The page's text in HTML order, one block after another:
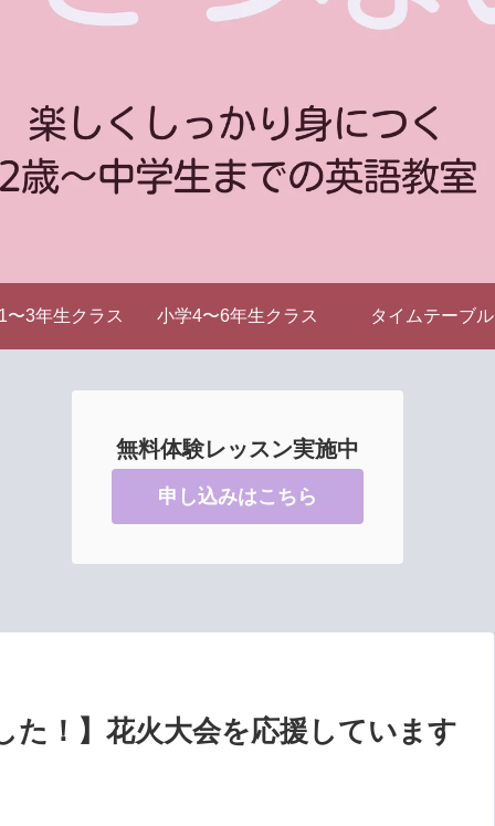
〜3年生クラス 小学4〜6年生クラス タイムテーブル
無料体験レッスン実施中
申し込みはこちら
た！】花火大会を応援しています